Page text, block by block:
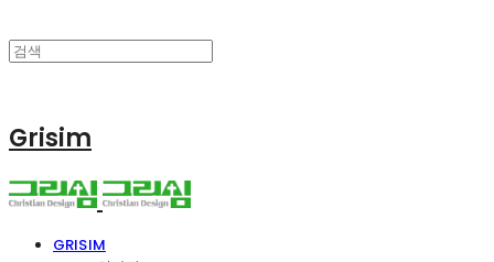
Grisim
GRISIM